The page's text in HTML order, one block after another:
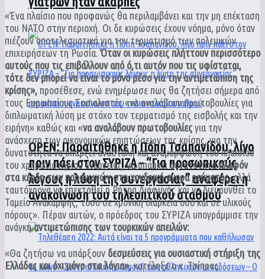
ΟPEN: Παραιτήθηκε η Πόπη Τσαπανίδου, λίγο
πριν πάει στον ΣΥΡΙΖΑ – “Για προσωπικούς
λόγους η λύση της συνεργασίας” αναφέρει η
ανακοίνωση του τηλεοπτικού σταθμού
«Ένα πλαίσιο που προφανώς θα περιλαμβάνει και την μη επέκταση
του ΝΑΤΟ στην περιοχή. Οι δε κυρώσεις έχουν νόημα, μόνο όταν
πιέζουν αποτελεσματικά για τον τερματισμό των πολεμικών
επιχειρήσεων τη Ρωσία.Όταν οι κυρώσεις πλήττουν περισσότερο
αυτούς που τις επιβάλλουν από ό,τι αυτόν που τις υφίσταται,
τότε δεν μπορεί να είναι το μόνο μέσο για την αντιμετώπιση της
κρίσης», προσέθεσε, ενώ ενημέρωσε πως θα ζητήσει σήμερα από
τους Ευρωπαίους Σοσιαλιστές «να αναλάβουν πρωτοβουλίες για
διπλωματική λύση με στόχο τον τερματισμό της εισβολής και την
ειρήνη» καθώς και «να αναλάβουν πρωτοβουλίες για την
ανάσχεση των οικονομικών επιπτώσεων της κρίσης, για την
δυνατότητα να υπάρξει αναστολή και αναμόρφωση του πλαισίου
του χρηματιστηρίου ενέργειας, να υπάρχει δυνατότηταπλαφόν
στα κέρδη των παραγωγών στη χονδρική αγορά ρεύματος,αλλά
ταυτόχρονα να επεκταθεί η Ρήτρα Διαφυγής και να διευρυνθεί το
Ταμείο Ανάκαμψης, τόσο σε χρονική διάρκεια όσο και σε υλικούς
πόρους». Πέραν αυτών, ο πρόεδρος του ΣΥΡΙΖΑ υπογράμμισε την
ανάγκηαντιμετώπισης των τουρκικών απειλών:
«Θα ζητήσω να υπάρξουν δεσμεύσεις για ουσιαστική στήριξη της
Ελλάδας και όχι μόνο στα λόγια»,κατέληξε ο κ. Τσίπρας.